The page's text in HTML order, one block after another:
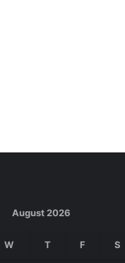
August 2026
W T F S